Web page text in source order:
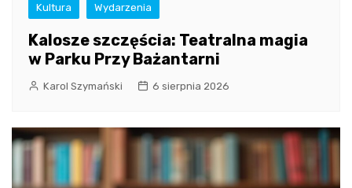
Kultura Wydarzenia
Kalosze szczęścia: Teatralna magia
w Parku Przy Bażantarni
Karol Szymański 6 sierpnia 2026